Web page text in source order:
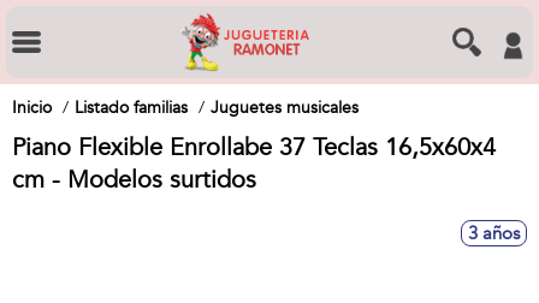
Inicio Listado familias Juguetes musicales
Piano Flexible Enrollabe 37 Teclas 16,5x60x4
cm - Modelos surtidos
3 años